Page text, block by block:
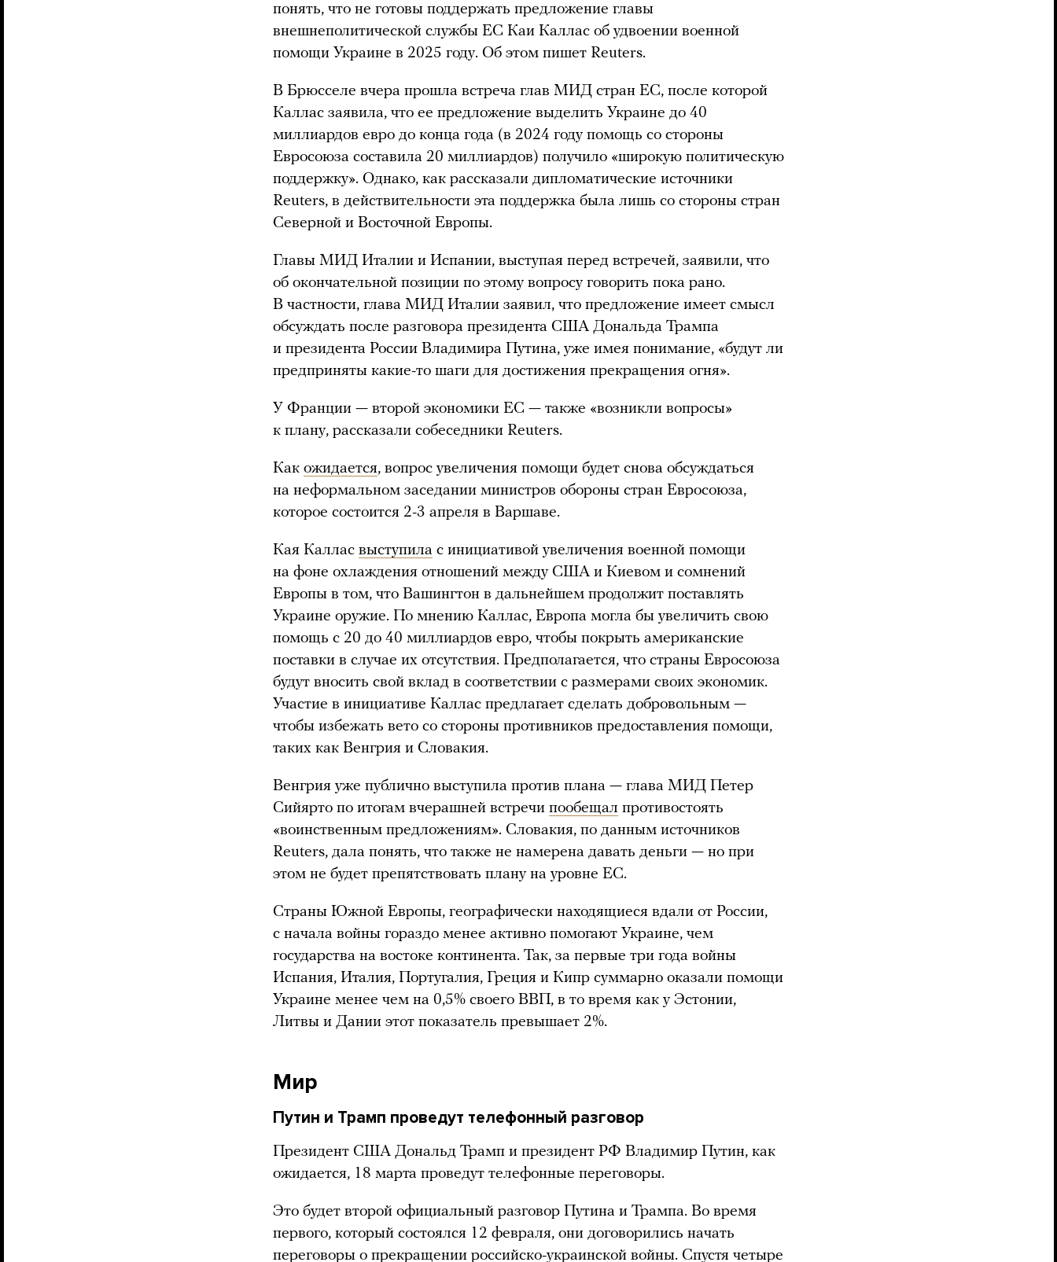
понять, что не готовы поддержать предложение главы
внешнеполитической службы ЕС Каи Каллас об удвоении военной
помощи Украине в 2025 году. Об этом пишет Reuters.
В Брюсселе вчера прошла встреча глав МИД стран ЕС, после которой
Каллас заявила, что ее предложение выделить Украине до 40
миллиардов евро до конца года (в 2024 году помощь со стороны
Евросоюза составила 20 миллиардов) получило «широкую политическую
поддержку». Однако, как рассказали дипломатические источники
Reuters, в действительности эта поддержка была лишь со стороны стран
Северной и Восточной Европы.
Главы МИД Италии и Испании, выступая перед встречей, заявили, что
об окончательной позиции по этому вопросу говорить пока рано.
В частности, глава МИД Италии заявил, что предложение имеет смысл
обсуждать после разговора президента США Дональда Трампа
и президента России Владимира Путина, уже имея понимание, «будут ли
предприняты какие-то шаги для достижения прекращения огня».
У Франции — второй экономики ЕС — также «возникли вопросы»
к плану, рассказали собеседники Reuters.
Как ожидается, вопрос увеличения помощи будет снова обсуждаться
на неформальном заседании министров обороны стран Евросоюза,
которое состоится 2-3 апреля в Варшаве.
Кая Каллас выступила с инициативой увеличения военной помощи
на фоне охлаждения отношений между США и Киевом и сомнений
Европы в том, что Вашингтон в дальнейшем продолжит поставлять
Украине оружие. По мнению Каллас, Европа могла бы увеличить свою
помощь с 20 до 40 миллиардов евро, чтобы покрыть американские
поставки в случае их отсутствия. Предполагается, что страны Евросоюза
будут вносить свой вклад в соответствии с размерами своих экономик.
Участие в инициативе Каллас предлагает сделать добровольным —
чтобы избежать вето со стороны противников предоставления помощи,
таких как Венгрия и Словакия.
Венгрия уже публично выступила против плана — глава МИД Петер
Сийярто по итогам вчерашней встречи пообещал противостоять
«воинственным предложениям». Словакия, по данным источников
Reuters, дала понять, что также не намерена давать деньги — но при
этом не будет препятствовать плану на уровне ЕС.
Страны Южной Европы, географически находящиеся вдали от России,
с начала войны гораздо менее активно помогают Украине, чем
государства на востоке континента. Так, за первые три года войны
Испания, Италия, Португалия, Греция и Кипр суммарно оказали помощи
Украине менее чем на 0,5% своего ВВП, в то время как у Эстонии,
Литвы и Дании этот показатель превышает 2%.
Мир
Путин и Трамп проведут телефонный разговор
Президент США Дональд Трамп и президент РФ Владимир Путин, как
ожидается, 18 марта проведут телефонные переговоры.
Это будет второй официальный разговор Путина и Трампа. Во время
первого, который состоялся 12 февраля, они договорились начать
переговоры о прекращении российско-украинской войны. Спустя четыре